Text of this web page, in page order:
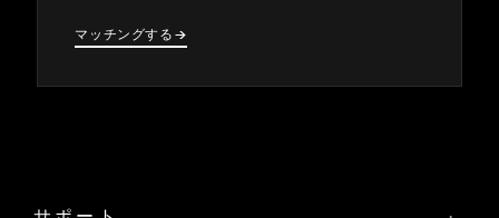
マ⁠ッチングする →
→